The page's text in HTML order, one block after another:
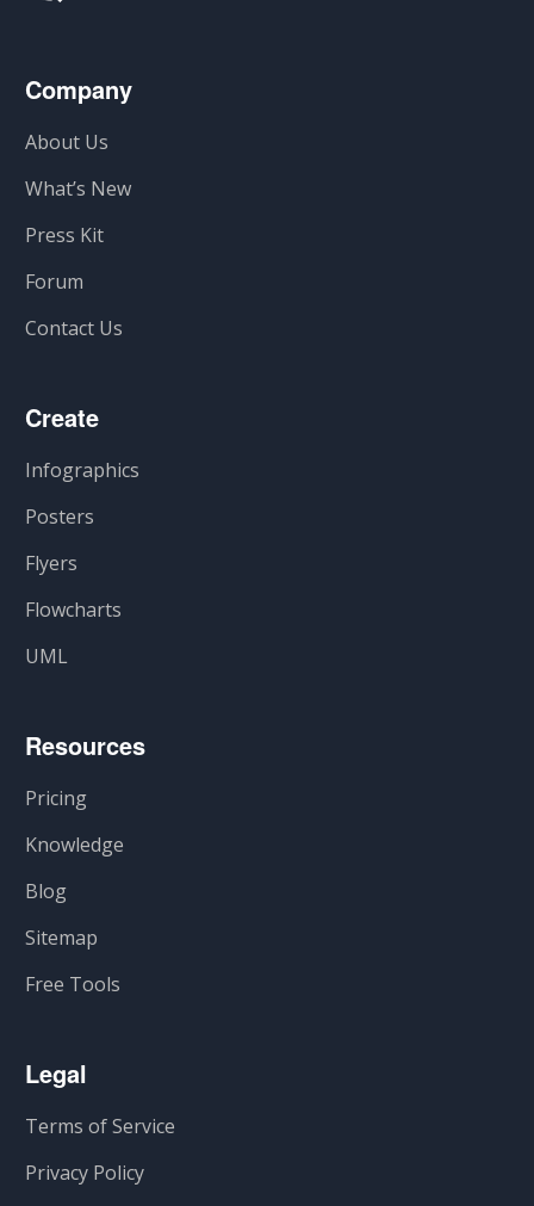
Company
About Us
What’s New
Press Kit
Forum
Contact Us
Create
Infographics
Posters
Flyers
Flowcharts
UML
Resources
Pricing
Knowledge
Blog
Sitemap
Free Tools
Legal
Terms of Service
Privacy Policy